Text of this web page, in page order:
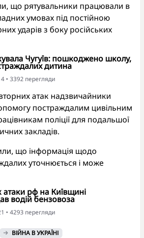
що рятувальники працювали в
умовах під постійною
ударів з боку російських
Чугуїв: пошкоджено школу,
дитина
• 3392 перегляди
атак надзвичайники
постраждалим цивільним
поліції для подальшої
закладів.
що інформація щодо
уточнюється і може
атаки рф на Київщині
водій бензовоза
• 4293 перегляди
ВІЙНА В УКРАЇНІ